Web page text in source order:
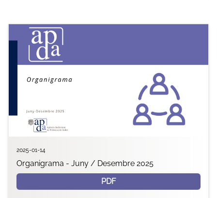
2025-01-14
Organigrama - Juny / Desembre 2025
PDF